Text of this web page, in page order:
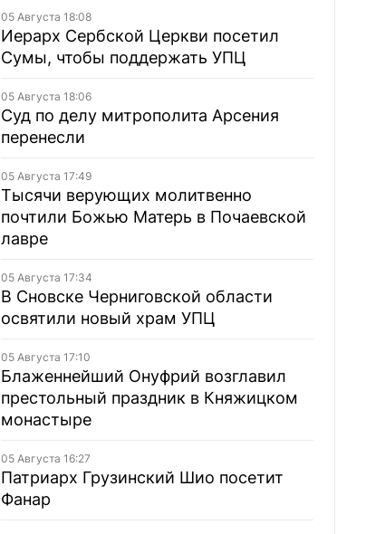
05 Августа 18:08
Иерарх Сербской Церкви посетил
Сумы, чтобы поддержать УПЦ
05 Августа 18:06
Суд по делу митрополита Арсения
перенесли
05 Августа 17:49
Тысячи верующих молитвенно
почтили Божью Матерь в Почаевской
лавре
05 Августа 17:34
В Сновске Черниговской области
освятили новый храм УПЦ
05 Августа 17:10
Блаженнейший Онуфрий возглавил
престольный праздник в Княжицком
монастыре
05 Августа 16:27
Патриарх Грузинский Шио посетит
Фанар